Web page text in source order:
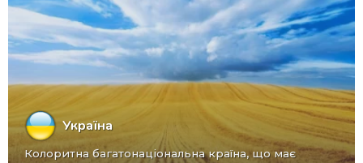
Україна
Колоритна багатонаціональна країна, що має